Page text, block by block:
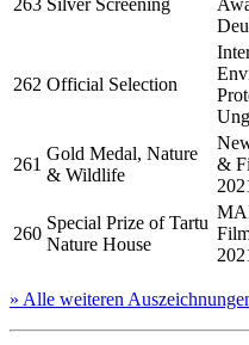
263 Silver Screening
262 Official Selection
261
Gold Medal, Nature
& Wildlife
&
260
Special Prize of Tartu
Nature House
» Alle weiteren